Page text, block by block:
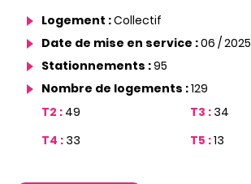
Logement :Collectif
Date de mise en service :06 / 2025
Stationnements :95
Nombre de logements :129
T2 : 49 T3 : 34
T4 : 33 T5 :13